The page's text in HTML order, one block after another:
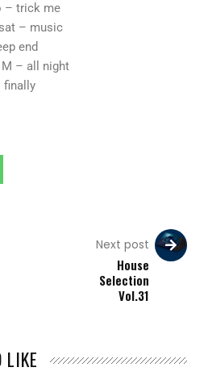
– trick me
– music
end
M – all night
finally
Next post
House
Selection
Vol.31
LIKE